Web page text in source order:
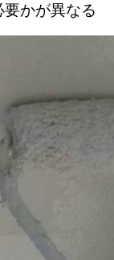
かが異なる